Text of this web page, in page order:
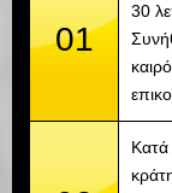
01
30
Κατά